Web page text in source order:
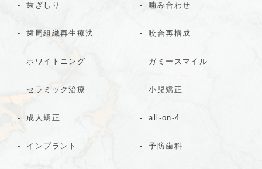
歯ぎしり 噛み合わせ
歯周組織再生療法 咬合再構成
ホワイトニング ガミースマイル
セラミック治療 小児矯正
成人矯正 all-on-4
インプラント 予防歯科